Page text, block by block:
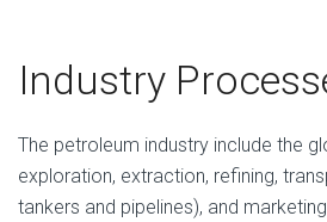
Industry
The petroleum industry include the
exploration, extraction, refining,
tankers and pipelines), and